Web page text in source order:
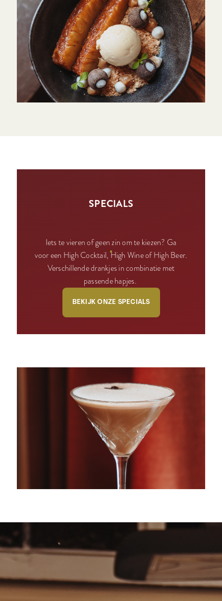
SPECIALS
Iets te vieren of geen zin om te kiezen? Ga
voor een High Cocktail, High Wine of High Beer.
Verschillende drankjes in combinatie met
passende hapjes.
BEKIJK ONZE SPECIALS